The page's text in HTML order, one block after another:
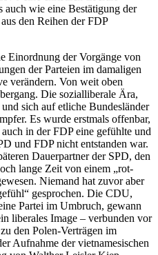
auch wie eine Bestätigung der
den Reihen der FDP
Einordnung der Vorgänge von
der Parteien im damaligen
verändern. Von weit oben
Die sozialliberale Ära,
sich auf etliche Bundesländer
Es wurde erstmals offenbar,
in der FDP eine gefühlte und
und FDP nicht entstanden war.
Dauerpartner der SPD, den
lange Zeit von einem „rot-
Niemand hat zuvor aber
gesprochen. Die CDU,
Partei im Umbruch, gewann
liberales Image – verbunden vor
den Polen-Verträgen im
Aufnahme der vietnamesischen